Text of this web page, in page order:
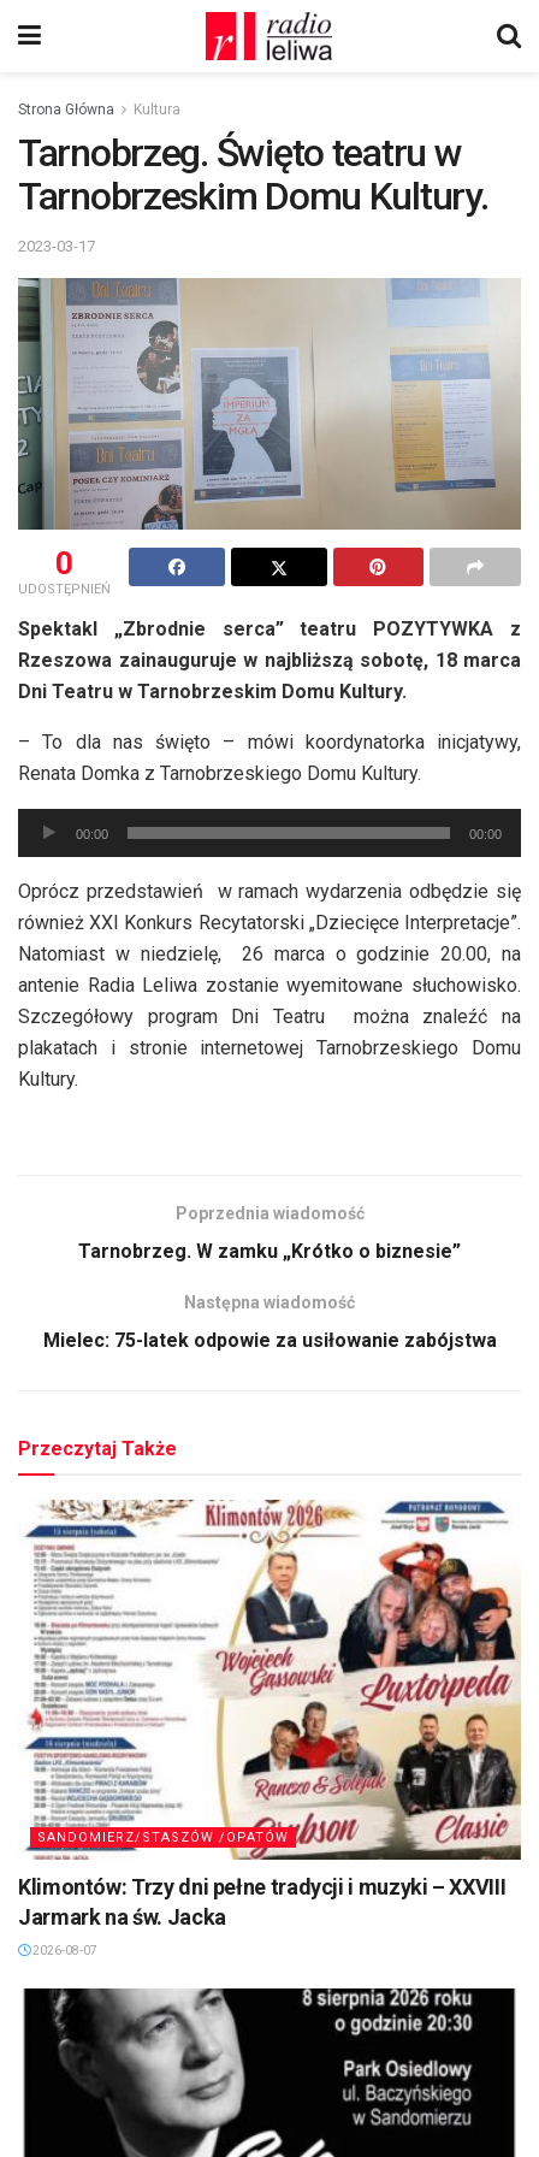
Strona Główna Kultura
Tarnobrzeg. Święto teatru w
Tarnobrzeskim Domu Kultury.
2023-03-17
0
UDOSTĘPNIEŃ
Spektakl „Zbrodnie serca” teatru POZYTYWKA z
Rzeszowa zainauguruje w najbliższą sobotę, 18 marca
Dni Teatru w Tarnobrzeskim Domu Kultury.
– To dla nas święto – mówi koordynatorka inicjatywy,
Renata Domka z Tarnobrzeskiego Domu Kultury.
Odtwarzacz
plików
dźwiękowych
00:00 00:00
Oprócz przedstawień w ramach wydarzenia odbędzie się
również XXI Konkurs Recytatorski „Dziecięce Interpretacje”.
Natomiast w niedzielę, 26 marca o godzinie 20.00, na
antenie Radia Leliwa zostanie wyemitowane słuchowisko.
Szczegółowy program Dni Teatru można znaleźć na
plakatach i stronie internetowej Tarnobrzeskiego Domu
Kultury.
Poprzednia wiadomość
Tarnobrzeg. W zamku „Krótko o biznesie”
Następna wiadomość
Mielec: 75-latek odpowie za usiłowanie zabójstwa
Przeczytaj Także
SANDOMIERZ/STASZÓW /OPATÓW
Klimontów: Trzy dni pełne tradycji i muzyki – XXVIII
Jarmark na św. Jacka
2026-08-07